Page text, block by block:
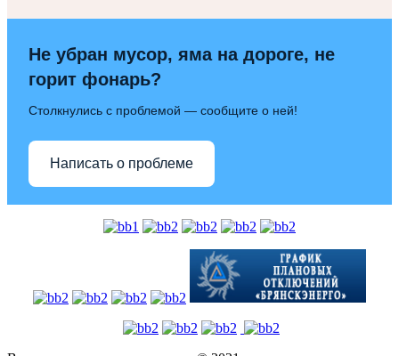
Не убран мусор, яма на дороге, не
горит фонарь?
Столкнулись с проблемой — сообщите о ней!
Написать о проблеме